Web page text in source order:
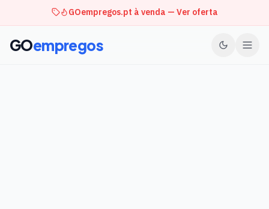
GOempregos.pt à venda — Ver oferta
GOempregos